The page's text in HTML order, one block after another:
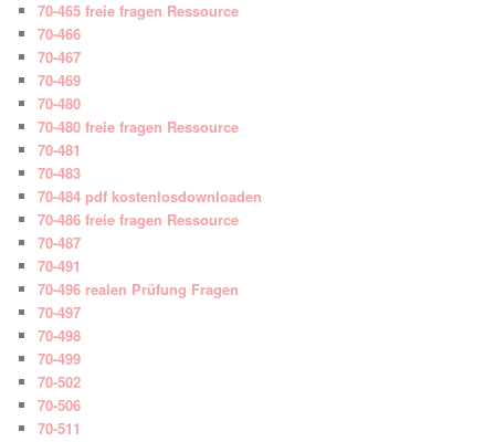
70-465 freie fragen Ressource
70-466
70-467
70-469
70-480
70-480 freie fragen Ressource
70-481
70-483
70-484 pdf kostenlosdownloaden
70-486 freie fragen Ressource
70-487
70-491
70-496 realen Prüfung Fragen
70-497
70-498
70-499
70-502
70-506
70-511